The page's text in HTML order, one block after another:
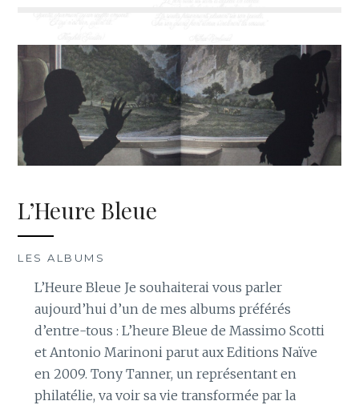
L’Heure Bleue
LES ALBUMS
L’Heure Bleue Je souhaiterai vous parler
aujourd’hui d’un de mes albums préférés
d’entre-tous : L’heure Bleue de Massimo Scotti
et Antonio Marinoni parut aux Editions Naïve
en 2009. Tony Tanner, un représentant en
philatélie, va voir sa vie transformée par la